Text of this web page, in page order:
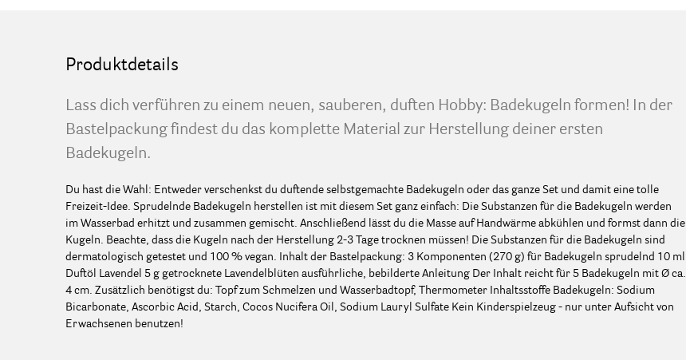
Produktdetails
Lass dich verführen zu einem neuen, sauberen, duften Hobby: Badekugeln formen! In der
Bastelpackung findest du das komplette Material zur Herstellung deiner ersten
Badekugeln.
Du hast die Wahl: Entweder verschenkst du duftende selbstgemachte Badekugeln oder das ganze Set und damit eine tolle
Freizeit-Idee. Sprudelnde Badekugeln herstellen ist mit diesem Set ganz einfach: Die Substanzen für die Badekugeln werden
im Wasserbad erhitzt und zusammen gemischt. Anschließend lässt du die Masse auf Handwärme abkühlen und formst dann die
Kugeln. Beachte, dass die Kugeln nach der Herstellung 2-3 Tage trocknen müssen! Die Substanzen für die Badekugeln sind
dermatologisch getestet und 100 % vegan. Inhalt der Bastelpackung: 3 Komponenten (270 g) für Badekugeln sprudelnd 10 ml
Duftöl Lavendel 5 g getrocknete Lavendelblüten ausführliche, bebilderte Anleitung Der Inhalt reicht für 5 Badekugeln mit Ø ca.
4 cm. Zusätzlich benötigst du: Topf zum Schmelzen und Wasserbadtopf, Thermometer Inhaltsstoffe Badekugeln: Sodium
Bicarbonate, Ascorbic Acid, Starch, Cocos Nucifera Oil, Sodium Lauryl Sulfate Kein Kinderspielzeug - nur unter Aufsicht von
Erwachsenen benutzen!